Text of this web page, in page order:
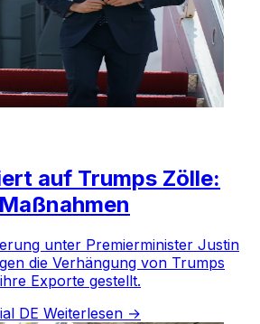
auf Trumps Zölle:
unter Premierminister Justin
die Verhängung von Trumps
Exporte gestellt.
DE Weiterlesen →